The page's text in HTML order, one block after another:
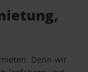
Denn wir